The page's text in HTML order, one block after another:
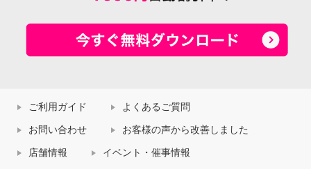
ご利用ガイド よくあるご質問
お問い合わせ お客様の声から改善しました
店舗情報 イベント・催事情報